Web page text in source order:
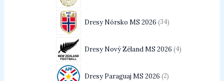
Dresy Nórsko MS 2026 34
Dresy Nový Zéland MS 2026 4
Dresy Paraguaj MS 2026 2